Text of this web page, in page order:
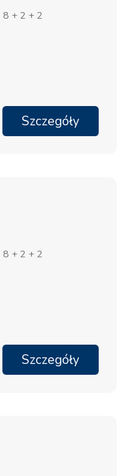
8 + 2 + 2
Szczegóły
8 + 2 + 2
Szczegóły
Bazy Północne
Marina Losinj, Mali Lošinj